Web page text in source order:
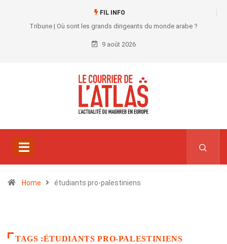
FIL INFO
Tribune | Où sont les grands dirigeants du monde arabe ?
9 août 2026
Home étudiants pro-palestiniens
TAGS :ÉTUDIANTS PRO-PALESTINIENS